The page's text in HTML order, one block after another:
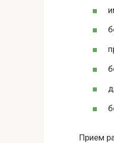
Прием